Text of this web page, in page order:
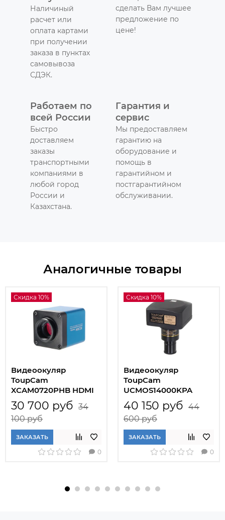
Наличиный
расчет или
оплата картами
при получении
заказа в пунктах
самовывоза
СДЭК.
сделать Вам лучшее
предложение по
цене!
Работаем по
всей России
Быстро
доставляем
заказы
транспортными
компаниями в
любой город
России и
Казахстана.
Гарантия и
сервис
Мы предоставляем
гарантию на
оборудование и
помощь в
гарантийном и
постгарантийном
обслуживании.
Аналогичные товары
Скидка 10%
Видеоокуляр
ToupCam
XCAM0720PHB HDMI
30 700 руб 34
100 руб
ЗАКАЗАТЬ
0
Скидка 10%
Видеоокуляр
ToupCam
UCMOS14000KPA
40 150 руб 44
600 руб
ЗАКАЗАТЬ
0